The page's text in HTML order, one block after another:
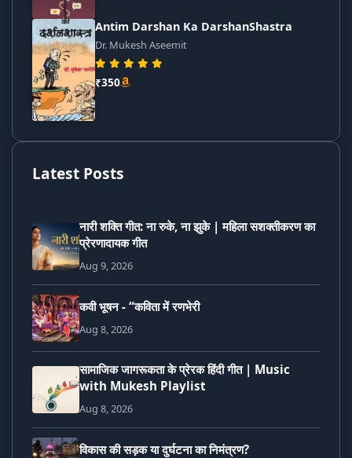
Antim Darshan Ka DarshanShastra
Dr. Mukesh Aseemit
₹350
Latest Posts
नारी शक्ति गीत: ना रुके, ना झुके | महिला सशक्तीकरण का
प्रेरणादायक गीत
Aug 9, 2026
कवी भूषन - “कविता में रणभेरी
Aug 8, 2026
सामाजिक जागरूकता के प्रेरक हिंदी गीत | Music
with Mukesh Playlist
Aug 8, 2026
विकास की सड़क या दुर्घटना का निमंत्रण?